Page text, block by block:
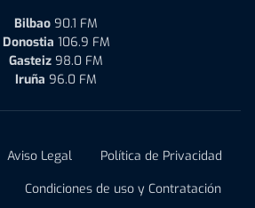
Bilbao 90.1 FM
Donostia 106.9 FM
Gasteiz 98.0 FM
Iruña 96.0 FM
Aviso Legal
Política de Privacidad
Condiciones de uso y Contratación